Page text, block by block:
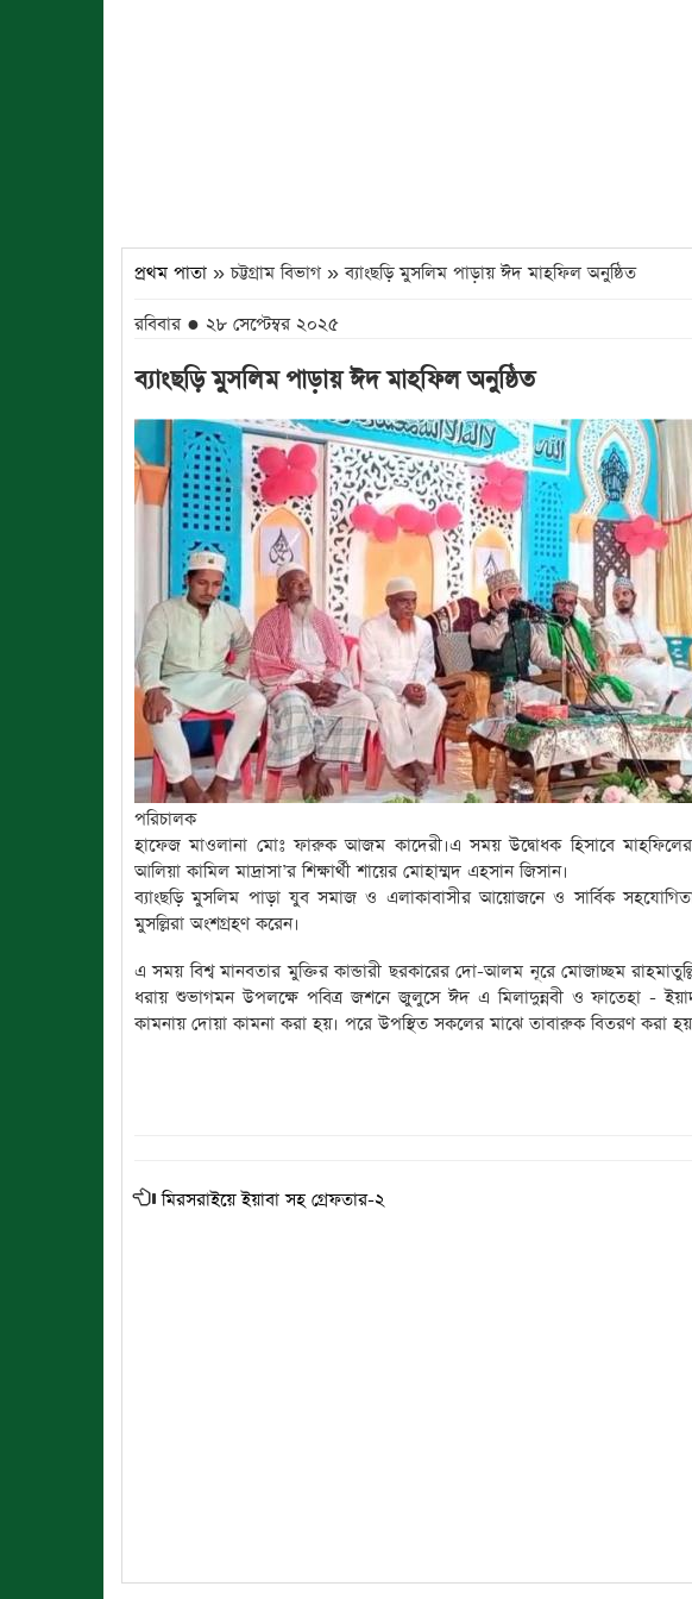
প্রথম পাতা » চট্টগ্রাম বিভাগ » ব্যাংছড়ি মুসলিম পাড়ায় ঈদ মাহফিল অনুষ্ঠিত
রবিবার ● ২৮ সেপ্টেম্বর ২০২৫
ব্যাংছড়ি মুসলিম পাড়ায় ঈদ মাহফিল অনুষ্ঠিত
পরিচালক
হাফেজ মাওলানা মোঃ ফারুক আজম কাদেরী।এ সময় উদ্বোধক হিসাবে মাহফিলের
আলিয়া কামিল মাদ্রাসা’র শিক্ষার্থী শায়ের মোহাম্মদ এহসান জিসান।
ব্যাংছড়ি মুসলিম পাড়া যুব সমাজ ও এলাকাবাসীর আয়োজনে ও সার্বিক
মুসল্লিরা অংশগ্রহণ করেন।
এ সময় বিশ্ব মানবতার মুক্তির কান্ডারী ছরকারের দো-আলম নূরে মোজাচ্ছম
ধরায় শুভাগমন উপলক্ষে পবিত্র জশনে জুলুসে ঈদ এ মিলাদুন্নবী ও ফাতেহা -
কামনায় দোয়া কামনা করা হয়। পরে উপস্থিত সকলের মাঝে তাবারুক বিতরণ করা
মিরসরাইয়ে ইয়াবা সহ গ্রেফতার-২